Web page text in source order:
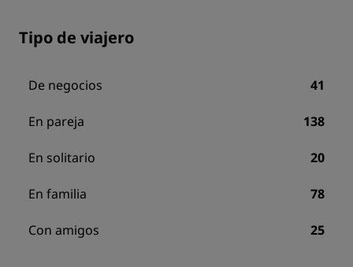
Tipo de viajero
De negocios 41
En pareja 138
En solitario 20
En familia 78
Con amigos 25